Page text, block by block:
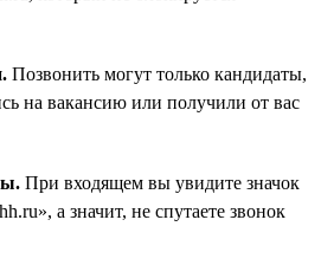
Позвонить могут только кандидаты,
на вакансию или получили от вас
При входящем вы увидите значок
а значит, не спутаете звонок